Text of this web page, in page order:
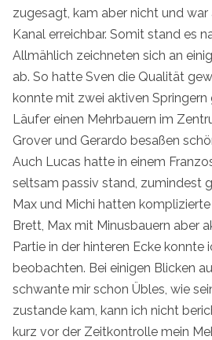
zugesagt, kam aber nicht und war
Kanal erreichbar. Somit stand es
Allmählich zeichneten sich an
ab. So hatte Sven die Qualität
konnte mit zwei aktiven
Läufer einen Mehrbauern im
Grover und Gerardo besaßen
Auch Lucas hatte in einem
seltsam passiv stand, zumindest
Max und Michi hatten
Brett, Max mit Minusbauern aber
Partie in der hinteren Ecke konnte
beobachten. Bei einigen Blicken
schwante mir schon Übles, wie
zustande kam, kann ich nicht
kurz vor der Zeitkontrolle mein